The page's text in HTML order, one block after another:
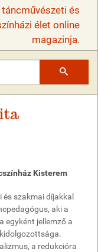
és
élet online
magazinja.
Kisterem
szakmai díjakkal
aki a
egyként jellemző a
a redukcióra